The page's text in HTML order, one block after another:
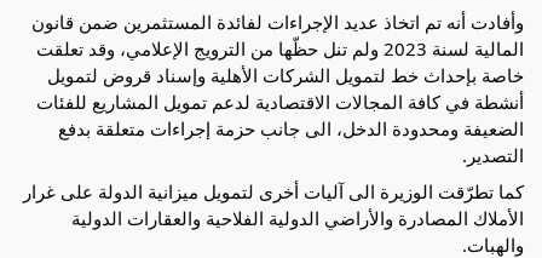
وأفادت أنه تم اتخاذ عديد الإجراءات لفائدة المستثمرين ضمن قانون
المالية لسنة 2023 ولم تنل حظّها من الترويج الإعلامي، وقد تعلقت
خاصة بإحداث خط لتمويل الشركات الأهلية وإسناد قروض لتمويل
أنشطة في كافة المجالات الاقتصادية لدعم تمويل المشاريع للفئات
الضعيفة ومحدودة الدخل، الى جانب حزمة إجراءات متعلقة بدفع
التصدير.
كما تطرّقت الوزيرة الى آليات أخرى لتمويل ميزانية الدولة على غرار
الأملاك المصادرة والأراضي الدولية الفلاحية والعقارات الدولية
والهبات.